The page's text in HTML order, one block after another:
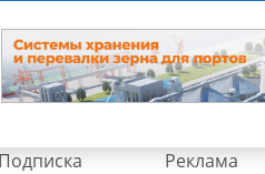
Реклама